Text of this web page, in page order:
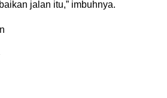
jalan itu,” imbuhnya.